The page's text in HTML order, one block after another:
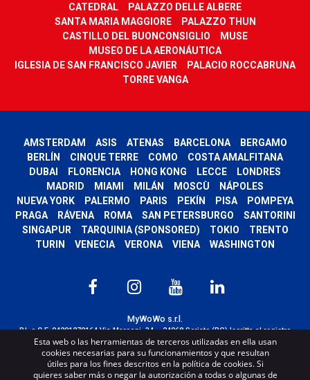
CATEDRAL
PALAZZO DELLE ALBERE
SANTA MARIA MAGGIORE
PALAZZO THUN
CASTILLO DEL BUONCONSIGLIO
MUSE
MUSEO DE LA AERONÁUTICA
IGLESIA DE SAN FRANCISCO JAVIER
PALACIO ROCCABRUNA
TORRE VANGA
AMSTERDAM ASIS ATENAS BARCELONA
BERGAMO
BERLÍN
CINQUE TERRE COMO
COSTA AMALFITANA
DUBAI
FLORENCIA HONG KONG LECCE
LONDRES
MADRID
MIAMI MILÁN MOSCÙ
NÁPOLES
NUEVA YORK
PALERMO PARIS PEKÍN PISA
POMPEYA
PRAGA
RÁVENA ROMA SAN PETERSBURGO
SANTORINI
SINGAPUR
TARQUINIA (SPONSORED) TOKIO
TRENTO
TURIN
VENECIA VERONA VIENA WASHINGTON
MyWoWo s.r.l.
P.I. e C.F. 04201270164 Via Marconi, 34 – 24068 Seriate (BG) Iscritta al registro
delle imprese di Bergamo con n° iscrizione 443941 – Cap.Soc. € 100.000,00 i.v.
TERMS AND CONDITIONS-CREDITS
Esta web o las herramientas de terceros utilizadas en ella usan
cookies necesarias para su funcionamientos y que resultan
útiles para los fines descritos en la política de cookies. Si
quieres saber más o negar la autorización a todas o algunas de